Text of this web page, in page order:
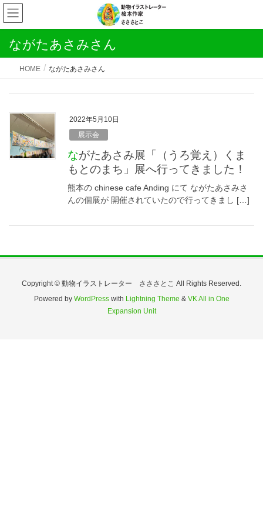
ながたあさみさん
HOME ながたあさみさん
2022年5月10日
展示会
ながたあさみ展「（うろ覚え）くま
もとのまち」展へ行ってきました！
熊本の chinese cafe Anding にて ながたあさみさ
んの個展が 開催されていたので行ってきまし […]
Copyright © 動物イラストレーター さささとこ All Rights Reserved.
Powered by WordPresswith Lightning Theme & VK All in One
Expansion Unit